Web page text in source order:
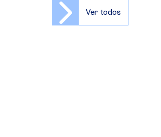
Ver todos